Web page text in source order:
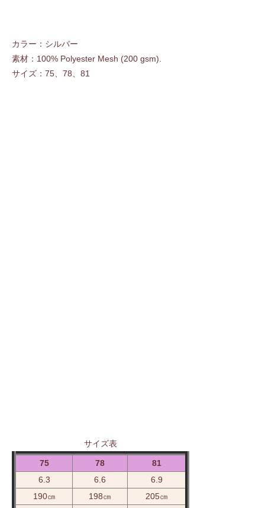
カラー：シルバー
素材：100% Polyester Mesh (200 gsm).
サイズ：75、78、81
サイズ表
75 78
81
6.3
6.6
6.9
190㎝
198㎝ 205㎝